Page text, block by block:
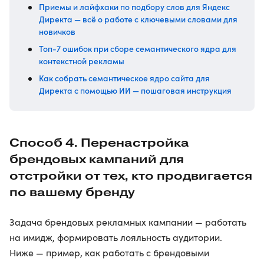
Приемы и лайфхаки по подбору слов для Яндекс
Директа — всё о работе с ключевыми словами для
новичков
Топ-7 ошибок при сборе семантического ядра для
контекстной рекламы
Как собрать семантическое ядро сайта для
Директа с помощью ИИ — пошаговая инструкция
Способ 4. Перенастройка
брендовых кампаний для
отстройки от тех, кто продвигается
по вашему бренду
Задача брендовых рекламных кампании — работать
на имидж, формировать лояльность аудитории.
Ниже — пример, как работать с брендовыми